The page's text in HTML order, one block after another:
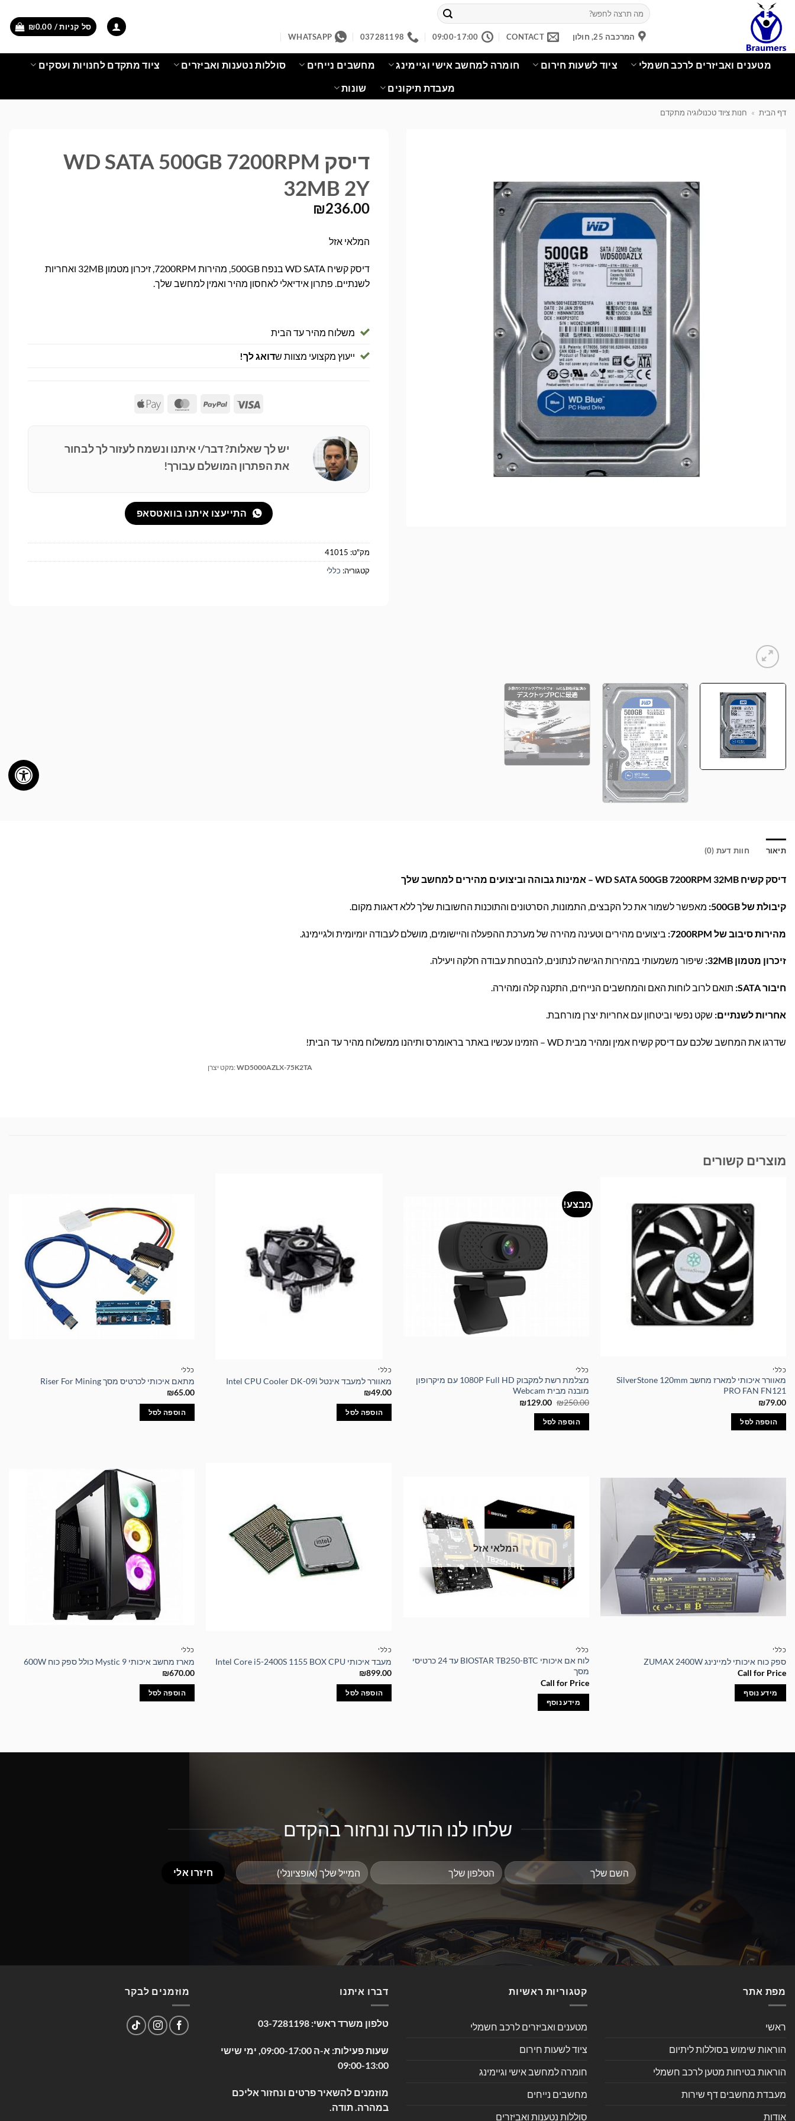
content
חיפוש
עבור:
המרכבה 25, חולון CONTACT
09:00-17:00
037281198
WHATSAPP
סל קניות / ₪0.00
מטענים ואביזרים לרכב חשמלי ציוד לשעות חירום חומרה למחשב אישי וגיימינג מחשבים נייחים סוללות נטענות ואביזרים ציוד מתקדם לחנויות ועסקים
מעבדת תיקונים שונות
דף הבית » חנות ציוד טכנולוגיה מתקדם
דיסק WD SATA 500GB 7200RPM
32MB 2Y
₪236.00
המלאי אזל
דיסק קשיח WD SATA בנפח 500GB, מהירות 7200RPM, זיכרון מטמון 32MB ואחריות
לשנתיים. פתרון אידיאלי לאחסון מהיר ואמין למחשב שלך.
משלוח מהיר עד הבית
ייעוץ מקצועי מצוות שדואג לך!
Visa
PayPal
MasterCard
Apple
יש לך שאלות? דבר/י איתנו ונשמח לעזור לך לבחור
את הפתרון המושלם עבורך!
התייעצו איתנו בוואטסאפ
מק"ט: 41015
קטגוריה: כללי
תיאור חוות דעת (0)
דיסק קשיח WD SATA 500GB 7200RPM 32MB – אמינות גבוהה וביצועים מהירים למחשב שלך
קיבולת של 500GB: מאפשר לשמור את כל הקבצים, התמונות, הסרטונים והתוכנות החשובות שלך ללא דאגות מקום.
מהירות סיבוב של 7200RPM: ביצועים מהירים וטעינה מהירה של מערכת ההפעלה והיישומים, מושלם לעבודה יומיומית ולגיימינג.
זיכרון מטמון 32MB: שיפור משמעותי במהירות הגישה לנתונים, להבטחת עבודה חלקה ויעילה.
חיבור SATA: תואם לרוב לוחות האם והמחשבים הנייחים, התקנה קלה ומהירה.
אחריות לשנתיים: שקט נפשי וביטחון עם אחריות יצרן מורחבת.
שדרגו את המחשב שלכם עם דיסק קשיח אמין ומהיר מבית WD – הזמינו עכשיו באתר בראומרס ותיהנו ממשלוח מהיר עד הבית!
מקט יצרן: WD5000AZLX-75K2TA
מוצרים קשורים
כללי
מאוורר איכותי למארז מחשב SilverStone 120mm
PRO FAN FN121
₪79.00
הוספה לסל
מבצע!
כללי
מצלמת רשת למקבוק 1080P Full HD עם מיקרופון
מובנה מבית Webcam
₪250.00
המחיר
היה:
₪250.00.
₪129.00
המחיר
הוספה לסל
כללי
מאוורר למעבד אינטל Intel CPU Cooler DK-09i
₪49.00
הוספה לסל
כללי
מתאם איכותי לכרטיס מסך Riser For Mining
₪65.00
הוספה לסל
כללי
ספק כוח איכותי למיינינג ZUMAX 2400W
Call for Price
מידע נוסף
המלאי אזל
כללי
לוח אם איכותי BIOSTAR TB250-BTC עד 24 כרטיסי
מסך
Call for Price
מידע נוסף
כללי
מעבד איכותי Intel Core i5-2400S 1155 BOX CPU
₪899.00
הוספה לסל
כללי
מארז מחשב איכותי Mystic 9 כולל ספק כוח 600W
₪670.00
הוספה לסל
שלחו לנו הודעה ונחזור בהקדם
מפת אתר
ראשי
הוראות שימוש בסוללות ליתיום
הוראות בטיחות מטען לרכב חשמלי
מעבדת מחשבים דף שירות
אודות
קטגוריות ראשיות
מטענים ואביזרים לרכב חשמלי
ציוד לשעות חירום
חומרה למחשב אישי וגיימינג
מחשבים נייחים
סוללות נטענות ואביזרים
דברו איתנו
טלפון משרד ראשי: 03-7281198
שעות פעילות: א-ה 09:00-17:00, ימי שישי
09:00-13:00
מוזמנים להשאיר פרטים ונחזור אליכם
במהרה. תודה.
מוזמנים לבקר